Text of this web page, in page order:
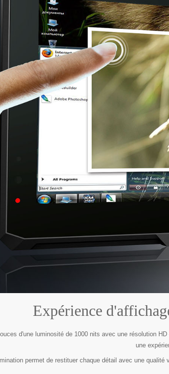
Expérience
d'une luminosité de 1000 nits avec une résolution
une
permet de restituer chaque détail avec une